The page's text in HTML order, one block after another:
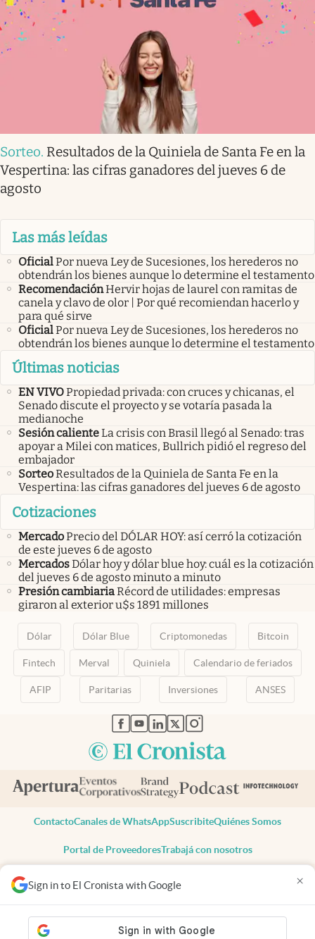
Sign in to El Cronista with Google ×
Sorteo. Resultados de la Quiniela de Santa Fe en la
Vespertina: las cifras ganadores del jueves 6 de
agosto
Las más leídas
OficialPor nueva Ley de Sucesiones, los herederos no
obtendrán los bienes aunque lo determine el testamento
RecomendaciónHervir hojas de laurel con ramitas de
canela y clavo de olor | Por qué recomiendan hacerlo y
para qué sirve
OficialPor nueva Ley de Sucesiones, los herederos no
obtendrán los bienes aunque lo determine el testamento
Últimas noticias
EN VIVOPropiedad privada: con cruces y chicanas, el
Senado discute el proyecto y se votaría pasada la
medianoche
Sesión calienteLa crisis con Brasil llegó al Senado: tras
apoyar a Milei con matices, Bullrich pidió el regreso del
embajador
SorteoResultados de la Quiniela de Santa Fe en la
Vespertina: las cifras ganadores del jueves 6 de agosto
Cotizaciones
MercadoPrecio del DÓLAR HOY: así cerró la cotización
de este jueves 6 de agosto
MercadosDólar hoy y dólar blue hoy: cuál es la cotización
del jueves 6 de agosto minuto a minuto
Presión cambiariaRécord de utilidades: empresas
giraron al exterior u$s 1891 millones
Dólar Dólar Blue Criptomonedas Bitcoin
Fintech Merval Quiniela Calendario de feriados
AFIP Paritarias Inversiones ANSES
abre en nueva pestaña
abre en nueva pestaña
abre en nueva pestaña
abre en nueva pestaña
abre en nueva pestaña
ContactoCanales de WhatsAppSuscribiteQuiénes Somos
Portal de ProveedoresTrabajá con nosotros
Todos los derechos reservados
Privacidad
Consentimiento